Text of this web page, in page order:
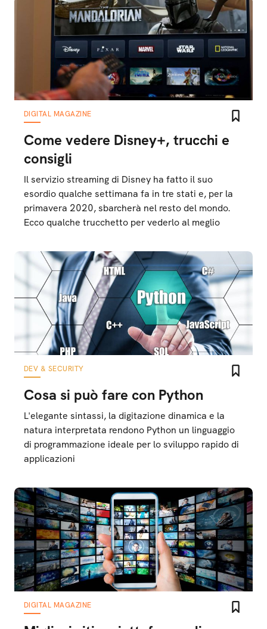
DIGITAL MAGAZINE
Come vedere Disney+, trucchi e
consigli
Il servizio streaming di Disney ha fatto il suo
esordio qualche settimana fa in tre stati e, per la
primavera 2020, sbarcherà nel resto del mondo.
Ecco qualche trucchetto per vederlo al meglio
DEV & SECURITY
Cosa si può fare con Python
L'elegante sintassi, la digitazione dinamica e la
natura interpretata rendono Python un linguaggio
di programmazione ideale per lo sviluppo rapido di
applicazioni
DIGITAL MAGAZINE